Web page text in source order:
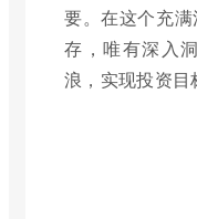
要。在这个充
存，唯有深入
浪，实现投资目